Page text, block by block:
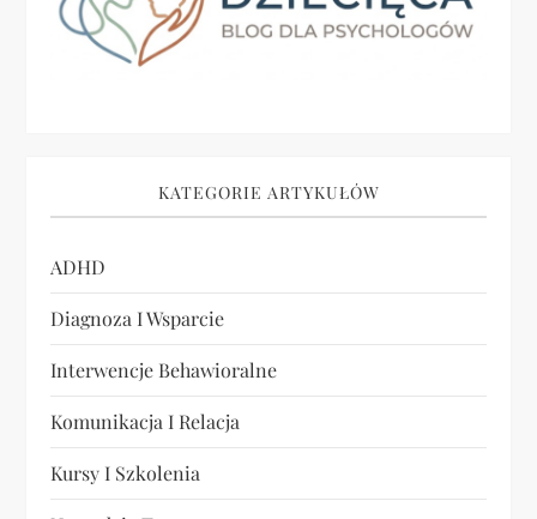
KATEGORIE ARTYKUŁÓW
ADHD
Diagnoza I Wsparcie
Interwencje Behawioralne
Komunikacja I Relacja
Kursy I Szkolenia